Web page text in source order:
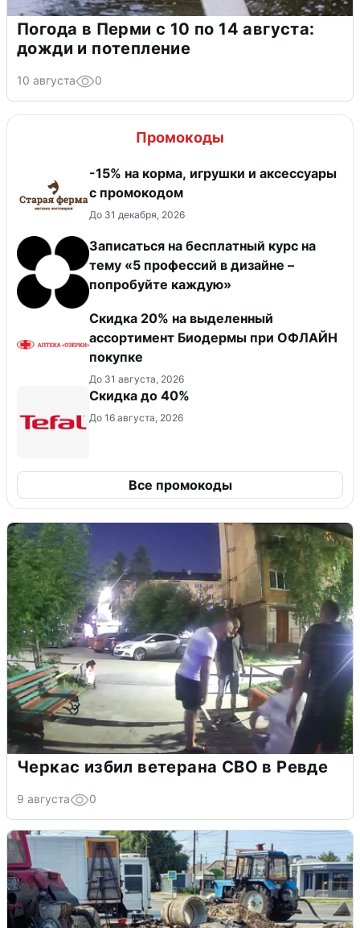
Погода в Перми с 10 по 14 августа:
дожди и потепление
10 августа 0
Промокоды
-15% на корма, игрушки и аксессуары
с промокодом
До 31 декабря, 2026
Записаться на бесплатный курс на
тему «5 профессий в дизайне –
попробуйте каждую»
Скидка 20% на выделенный
ассортимент Биодермы при ОФЛАЙН
покупке
До 31 августа, 2026
Скидка до 40%
До 16 августа, 2026
Все промокоды
Черкас избил ветерана СВО в Ревде
9 августа 0